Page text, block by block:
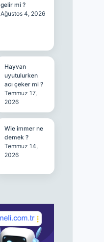
gelir mi ?
Ağustos 4, 2026
Hayvan
uyutulurken
acı çeker mi ?
Temmuz 17,
2026
Wie immer ne
demek ?
Temmuz 14,
2026